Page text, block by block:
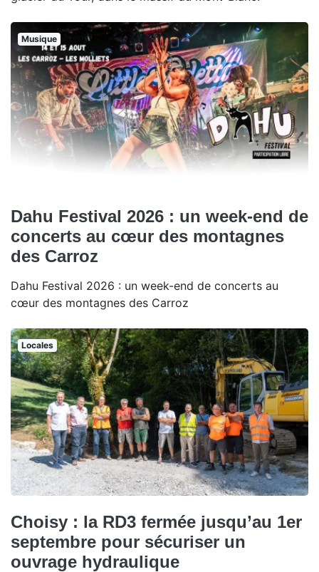
Musique
Dahu Festival 2026 : un week-end de
concerts au cœur des montagnes
des Carroz
Dahu Festival 2026 : un week-end de concerts au
cœur des montagnes des Carroz
Locales
Choisy : la RD3 fermée jusqu’au 1er
septembre pour sécuriser un
ouvrage hydraulique